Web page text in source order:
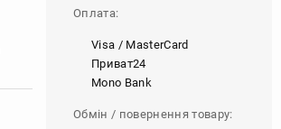
Оплата:
Visa / MasterCard
Приват24
Mono Bank
Обмін / повернення товару: